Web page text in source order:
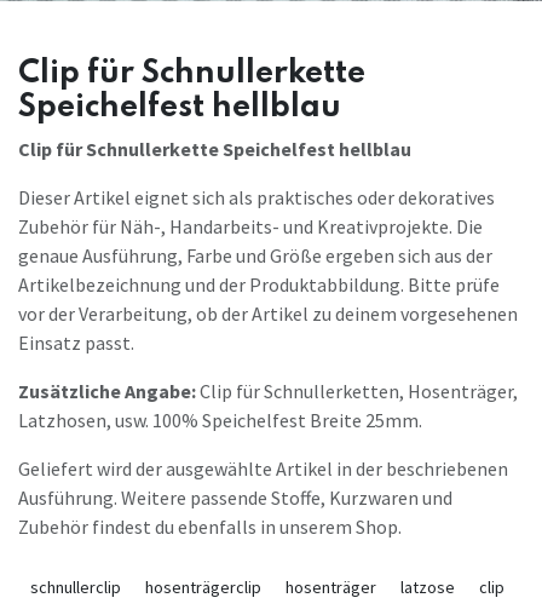
Clip für Schnullerkette
Speichelfest hellblau
Clip für Schnullerkette Speichelfest hellblau
Dieser Artikel eignet sich als praktisches oder dekoratives
Zubehör für Näh-, Handarbeits- und Kreativprojekte. Die
genaue Ausführung, Farbe und Größe ergeben sich aus der
Artikelbezeichnung und der Produktabbildung. Bitte prüfe
vor der Verarbeitung, ob der Artikel zu deinem vorgesehenen
Einsatz passt.
Zusätzliche Angabe:Clip für Schnullerketten, Hosenträger,
Latzhosen, usw. 100% Speichelfest Breite 25mm.
Geliefert wird der ausgewählte Artikel in der beschriebenen
Ausführung. Weitere passende Stoffe, Kurzwaren und
Zubehör findest du ebenfalls in unserem Shop.
schnullerclip hosenträgerclip hosenträger latzose
clip